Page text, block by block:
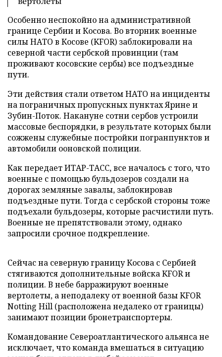
Особенно неспокойно на административной
границе Сербии и Косова. Во вторник военные
силы НАТО в Косове (KFOR) заблокировали на
северной части сербской провинции (там
проживают косовские сербы) все подъездные
пути.
Эти действия стали ответом НАТО на инциденты
на пограничных пропускных пунктах Ярине и
Зубин-Поток. Накануне сотни сербов устроили
массовые беспорядки, в результате которых были
сожжены служебные постройки погранпунктов и
автомобили ооновской полиции.
Как передает ИТАР-ТАСС, все началось с того, что
военные с помощью бульдозеров создали на
дорогах земляные завалы, заблокировав
подъездные пути. Тогда с сербской стороны тоже
подъехали бульдозеры, которые расчистили путь.
Военные не препятствовали этому, однако
запросили срочное подкрепление.
Сейчас на северную границу Косова с Сербией
стягиваются дополнительные войска KFOR и
полиции. В небе барражируют военные
вертолеты, а неподалеку от военной базы KFOR
Notting Hill (расположена недалеко от границы)
занимают позиции бронетранспортеры.
Командование Североатлантического альянса не
исключает, что команда вмешаться в ситуацию